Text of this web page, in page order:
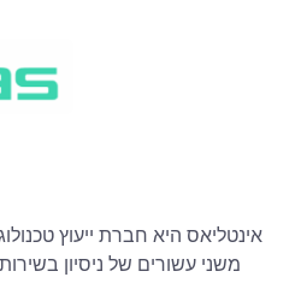
אינטליאס היא חברת ייעוץ
משני עשורים של ניסיון